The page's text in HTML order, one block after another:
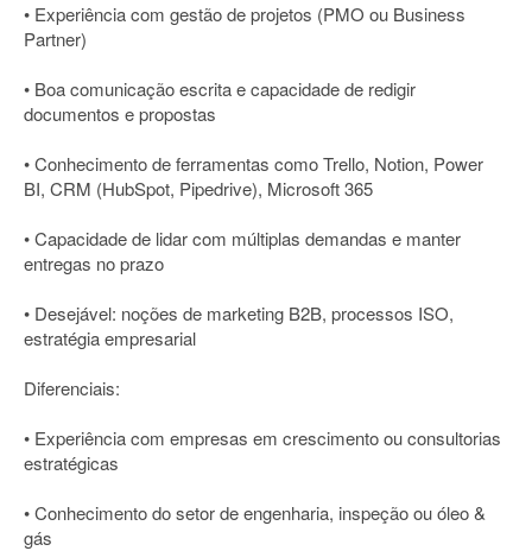
• Experiência com gestão de projetos (PMO ou Business
Partner)
• Boa comunicação escrita e capacidade de redigir
documentos e propostas
• Conhecimento de ferramentas como Trello, Notion, Power
BI, CRM (HubSpot, Pipedrive), Microsoft 365
• Capacidade de lidar com múltiplas demandas e manter
entregas no prazo
• Desejável: noções de marketing B2B, processos ISO,
estratégia empresarial
Diferenciais:
• Experiência com empresas em crescimento ou consultorias
estratégicas
• Conhecimento do setor de engenharia, inspeção ou óleo &
gás